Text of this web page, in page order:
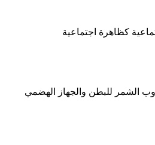
كظاهرة اجتماعية
الشمر للبطن والجهاز الهضمي